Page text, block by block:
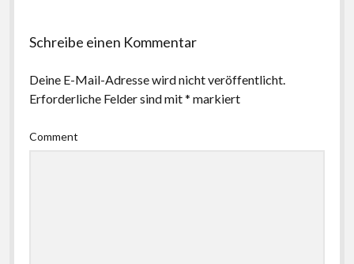
Schreibe einen Kommentar
Deine E-Mail-Adresse wird nicht veröffentlicht.
Erforderliche Felder sind mit* markiert
Comment